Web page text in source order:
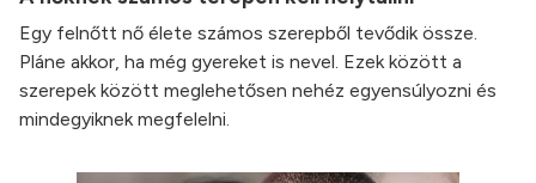
Egy felnőtt nő élete számos szerepből tevődik össze.
Pláne akkor, ha még gyereket is nevel. Ezek között a
szerepek között meglehetősen nehéz egyensúlyozni és
mindegyiknek megfelelni.